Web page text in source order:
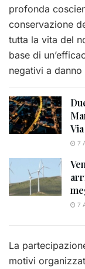
profonda
conservazione
tutta la vita del
base di
negativi a
7
7
La
motivi